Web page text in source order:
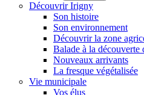
Découvrir Irigny
Son histoire
Son environnement
Découvrir la zone
Balade à la découverte
Nouveaux arrivants
La fresque végétalisée
Vie municipale
Vos élus